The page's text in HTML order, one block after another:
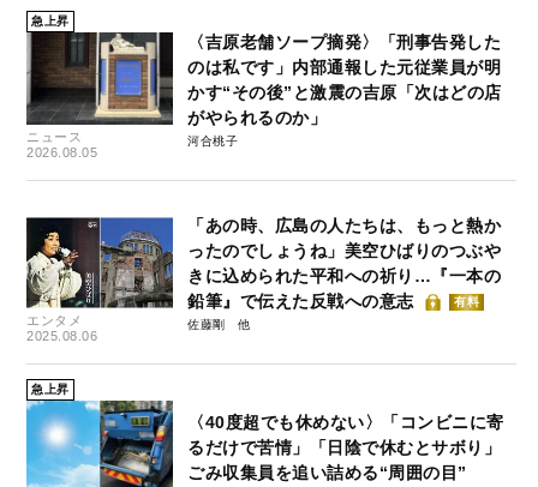
急上昇
ニュース
2026.08.05
〈吉原老舗ソープ摘発〉「刑事告発した
のは私です」内部通報した元従業員が明
かす“その後”と激震の吉原「次はどの店
がやられるのか」
河合桃子
エンタメ
2025.08.06
「あの時、広島の人たちは、もっと熱か
ったのでしょうね」美空ひばりのつぶや
きに込められた平和への祈り…『一本の
鉛筆』で伝えた反戦への意志
有料
佐藤剛
急上昇
〈40度超でも休めない〉「コンビニに寄
るだけで苦情」「日陰で休むとサボり」
ごみ収集員を追い詰める“周囲の目”